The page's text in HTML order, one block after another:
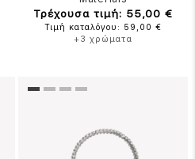
Τρέχουσα τιμή: 55,00 €
Τιμή καταλόγου: 59,00 €
+3 χρώματα